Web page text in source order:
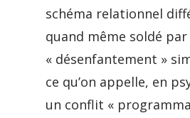
schéma relationnel
quand même soldé par
« désenfantement »
ce qu’on appelle, en
un conflit «